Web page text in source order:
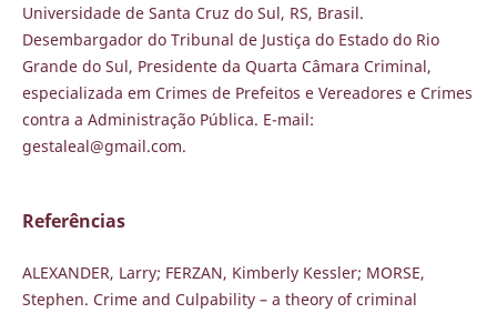
Universidade de Santa Cruz do Sul, RS, Brasil.
Desembargador do Tribunal de Justiça do Estado do Rio
Grande do Sul, Presidente da Quarta Câmara Criminal,
especializada em Crimes de Prefeitos e Vereadores e Crimes
contra a Administração Pública. E-mail:
gestaleal@gmail.com.
Referências
ALEXANDER, Larry; FERZAN, Kimberly Kessler; MORSE,
Stephen. Crime and Culpability – a theory of criminal